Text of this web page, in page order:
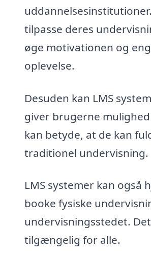
tilpasse deres
øge motivationen og
oplevelse.
Desuden kan LMS
giver brugerne
kan betyde, at de kan
traditionel undervisning.
LMS systemer kan
booke fysiske
undervisningsstedet.
tilgængelig for alle.